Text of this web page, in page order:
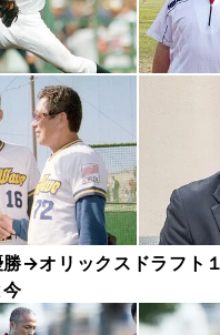
勝→オリックスドラフト